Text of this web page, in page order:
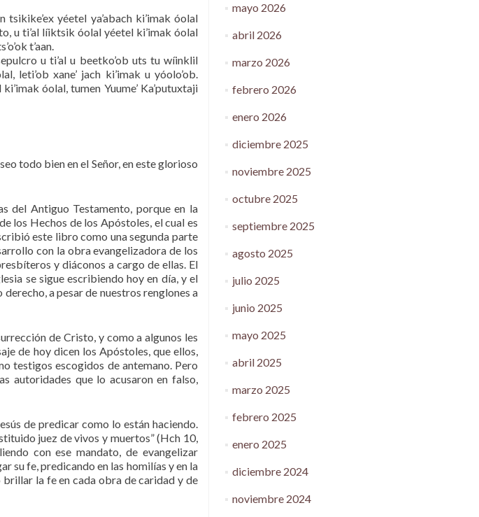
tsikike’ex yéetel ya’abach ki’imak óolal
u ti’al líiktsik óolal yéetel ki’imak óolal
t’aan.
u ti’al u beetko’ob uts tu wíinklil
leti’ob xane’ jach ki’imak u yóolo’ob.
óolal, tumen Yuume’ Ka’putuxtaji
todo bien en el Señor, en este glorioso
del Antiguo Testamento, porque en la
los Hechos de los Apóstoles, el cual es
este libro como una segunda parte
con la obra evangelizadora de los
y diáconos a cargo de ellas. El
se sigue escribiendo hoy en día, y el
a pesar de nuestros renglones a
de Cristo, y como a algunos les
de hoy dicen los Apóstoles, que ellos,
testigos escogidos de antemano. Pero
autoridades que lo acusaron en falso,
de predicar como lo están haciendo.
juez de vivos y muertos” (Hch 10,
con ese mandato, de evangelizar
su fe, predicando en las homilías y en la
la fe en cada obra de caridad y de
mayo 2026
abril 2026
marzo 2026
febrero 2026
enero 2026
diciembre 2025
noviembre 2025
octubre 2025
septiembre 2025
agosto 2025
julio 2025
junio 2025
mayo 2025
abril 2025
marzo 2025
febrero 2025
enero 2025
diciembre 2024
noviembre 2024